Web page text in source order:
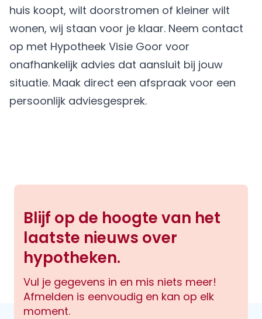
huis koopt, wilt doorstromen of kleiner wilt
wonen, wij staan voor je klaar. Neem contact
op met Hypotheek Visie Goor voor
onafhankelijk advies dat aansluit bij jouw
situatie. Maak direct een afspraak voor een
persoonlijk adviesgesprek.
Blijf op de hoogte van het
laatste nieuws over
hypotheken.
Vul je gegevens in en mis niets meer!
Afmelden is eenvoudig en kan op elk
moment.